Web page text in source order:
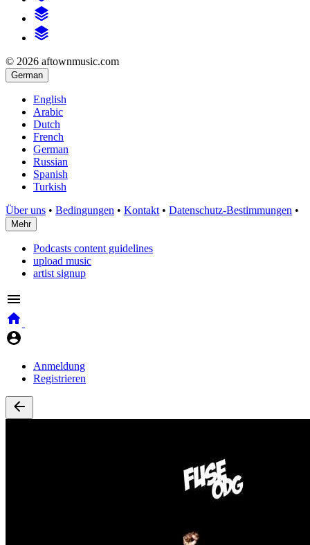
© 2026 aftownmusic.com
German
English
Arabic
Dutch
French
German
Russian
Spanish
Turkish
Über uns • Bedingungen • Kontakt • Datenschutz-Bestimmungen •
Mehr
Podcasts content guidelines
upload music
artist signup
Anmeldung
Registrieren